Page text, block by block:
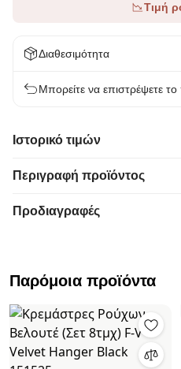
Τιμή
Διαθεσιμότητα
Μπορείτε να επιστρέψετε
Ιστορικό τιμών
Περιγραφή προϊόντος
Προδιαγραφές
Παρόμοια προϊόντα